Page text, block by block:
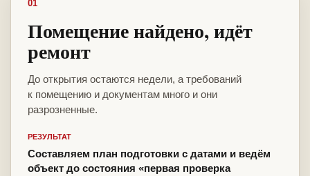
01
Помещение найдено, идёт
ремонт
До открытия остаются недели, а требований
к помещению и документам много и они
разрозненные.
РЕЗУЛЬТАТ
Составляем план подготовки с датами и ведём
объект до состояния «первая проверка